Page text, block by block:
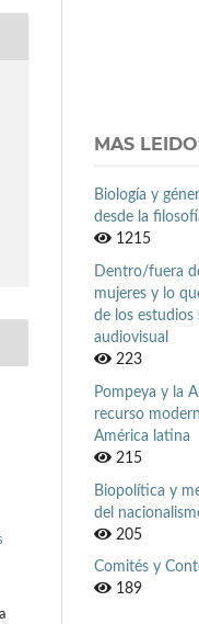
MAS
Biología y
desde la
1215
Dentro/fuera
mujeres y lo
de los estudios
audiovisual
223
Pompeya y la
recurso
América latina
215
Biopolítica y
del
205
Comités y
189